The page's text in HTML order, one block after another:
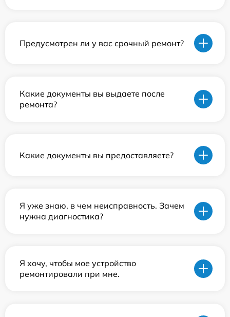
Предусмотрен ли у вас срочный ремонт?
Какие документы вы выдаете после
ремонта?
Какие документы вы предоставляете?
Я уже знаю, в чем неисправность. Зачем
нужна диагностика?
Я хочу, чтобы мое устройство
ремонтировали при мне.